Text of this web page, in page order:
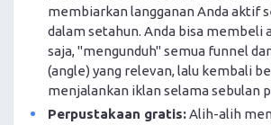
membiarkan langganan Anda aktif
dalam setahun. Anda bisa membeli
saja, "mengunduh" semua funnel
(angle) yang relevan, lalu kembali
menjalankan iklan selama sebulan
Perpustakaan gratis:Alih-alih